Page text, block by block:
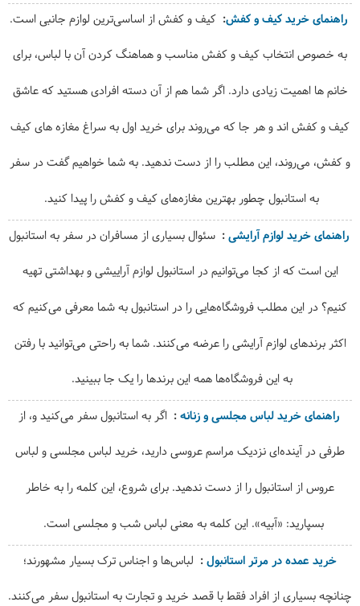
راهنمای خرید کیف و کفش کیف و کفش از اساسی‌ترین لوازم جانبی است.
به خصوص انتخاب کیف و کفش مناسب و هماهنگ کردن آن با لباس، برای
خانم ها اهمیت زیادی دارد. اگر شما هم از آن دسته افرادی هستید که عاشق
کیف و کفش اند و هر جا که می‌روند برای خرید اول به سراغ مغازه های کیف
و کفش، می‌روند، این مطلب را از دست ندهید. به شما خواهیم گفت در سفر
به استانبول چطور بهترین مغازه‌های کیف و کفش را پیدا کنید.
راهنمای خرید لوازم آرایشی سئوال بسیاری از مسافران در سفر به استانبول
این است که از کجا می‌توانیم در استانبول لوازم آراییشی و بهداشتی تهیه
کنیم؟ در این مطلب فروشگاه‌هایی را در استانبول به شما معرفی می‌کنیم که
اکثر برندهای لوازم آرایشی را عرضه می‌کنند. شما به راحتی می‌توانید با رفتن
به این فروشگاه‌ها همه این برندها را یک جا ببینید.
راهنمای خرید لباس مجلسی و زنانه اگر به استانبول سفر می‌کنید و، از
طرفی در آینده‌ای نزدیک مراسم عروسی دارید، خرید لباس مجلسی و لباس
عروس از استانبول را از دست ندهید. برای شروع، این کلمه را به خاطر
بسپارید: «آبیه». این کلمه به معنی لباس شب و مجلسی است.
خرید عمده در مرتر استانبول
لباس‌ها و اجناس ترک بسیار مشهورند؛
چنانچه بسیاری از افراد فقط با قصد خرید و تجارت به استانبول سفر می‌کنند.